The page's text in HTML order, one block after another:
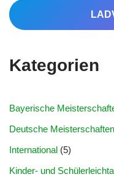
Kategorien
Bayerische
Deutsche Meisterschaften
International (5)
Kinder- und